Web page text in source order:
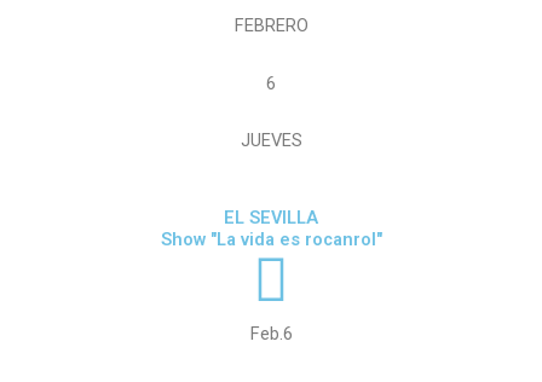
FEBRERO
6
JUEVES
EL SEVILLA
Show "La vida es rocanrol"
Feb.6